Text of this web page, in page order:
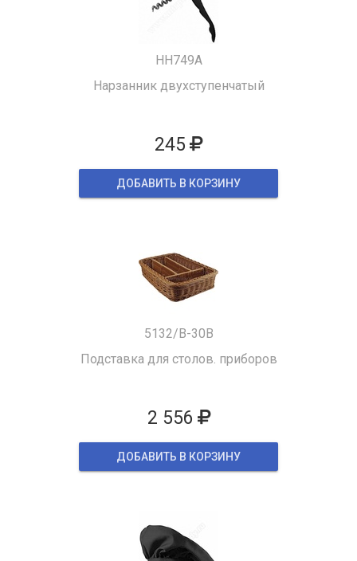
HH749A
Нарзанник двухступенчатый
245
ДОБАВИТЬ В КОРЗИНУ
5132/B-30B
Подставка для столов. приборов
2 556
ДОБАВИТЬ В КОРЗИНУ